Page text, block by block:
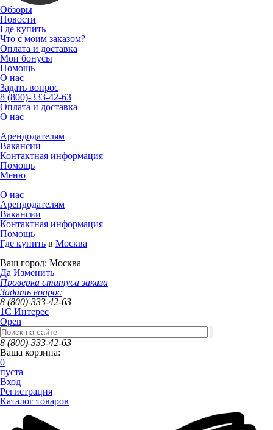
Обзоры
Новости
Где купить
Что с моим заказом?
Оплата и доставка
Мои бонусы
Помощь
О нас
Задать вопрос
8 (800)-333-42-63
Оплата и доставка
О нас
Арендодателям
Вакансии
Контактная информация
Помощь
Меню
О нас
Арендодателям
Вакансии
Контактная информация
Помощь
Где купить в Москва
Ваш город: Москва
Да Изменить
Проверка статуса заказа
Задать вопрос
8 (800)-333-42-63
1C Интерес
Open
8 (800)-333-42-63
Ваша корзина:
0
пуста
Вход
Регистрация
Каталог товаров